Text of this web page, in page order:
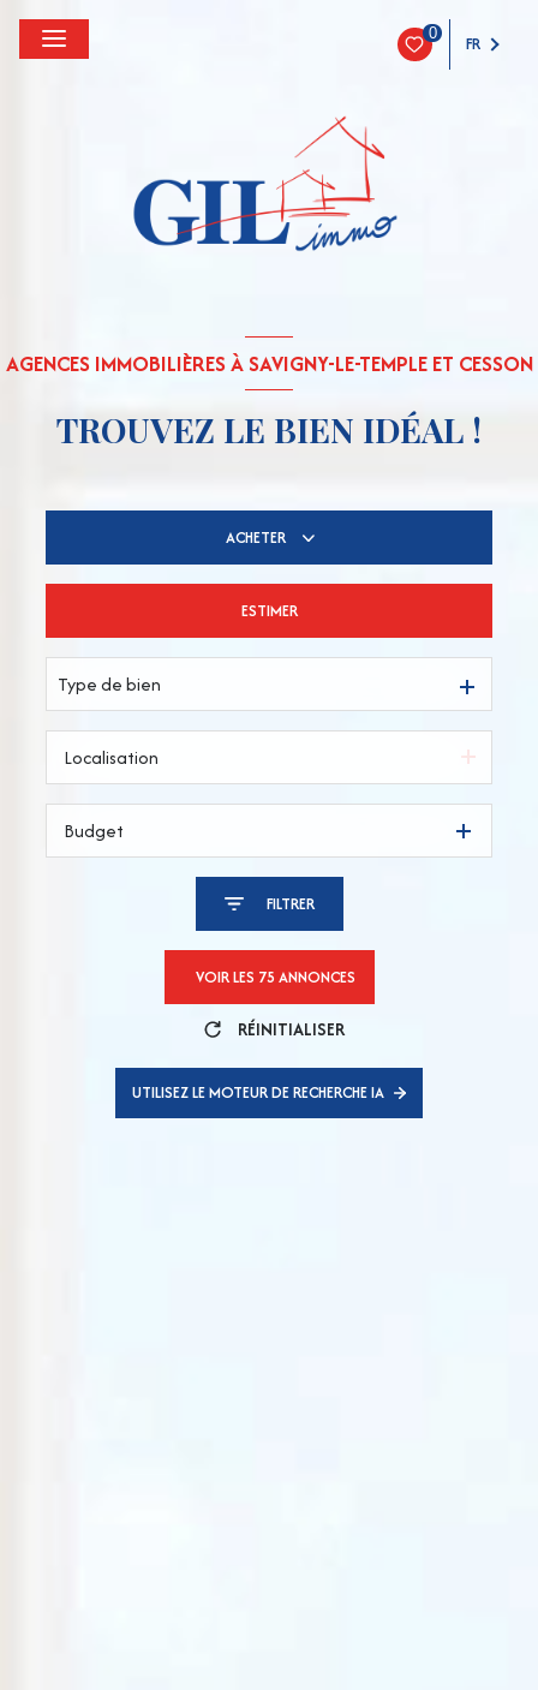
0 FR
AGENCES IMMOBILIÈRES À SAVIGNY-LE-TEMPLE ET CESSON
TROUVEZ LE BIEN IDÉAL !
ACHETER
ESTIMER
Type de bien
Budget
FILTRER
VOIR LES 75 ANNONCES
RÉINITIALISER
UTILISEZ LE MOTEUR DE RECHERCHE IA